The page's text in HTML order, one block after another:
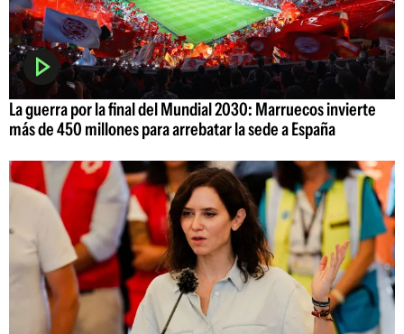
La guerra por la final del Mundial 2030: Marruecos invierte
más de 450 millones para arrebatar la sede a España